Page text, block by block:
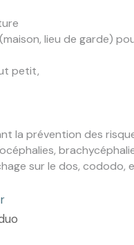
lieu de garde)
petit,
la prévention des
sur le dos, cododo,